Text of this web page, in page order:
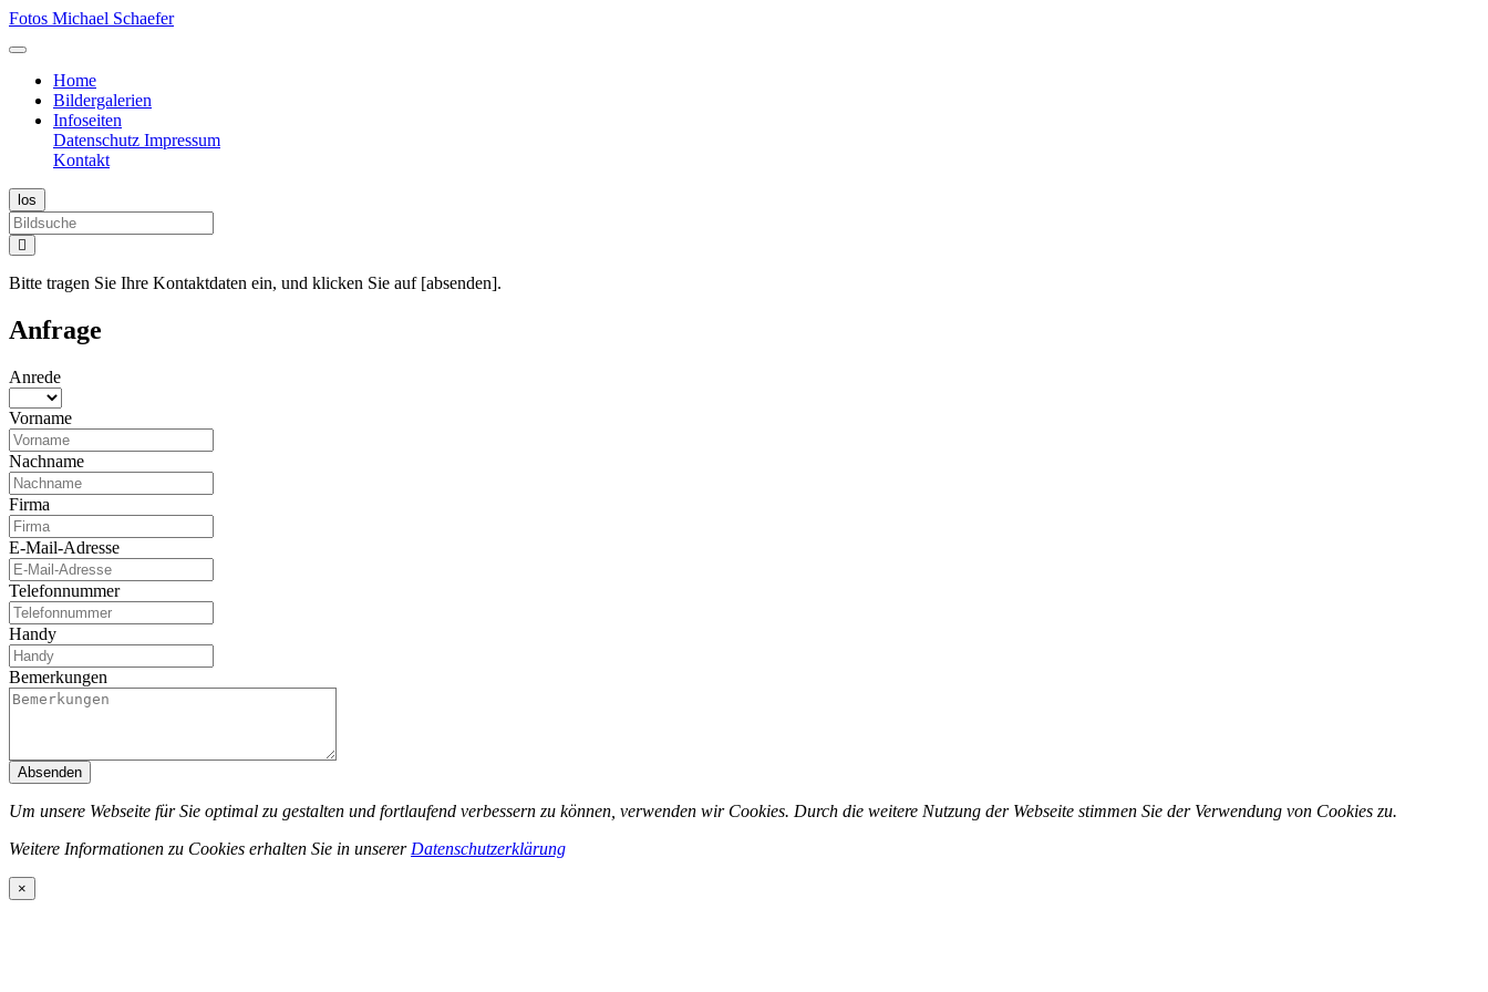
Fotos Michael Schaefer
Home
Bildergalerien
Infoseiten
Datenschutz Impressum
Kontakt
Bitte tragen Sie Ihre Kontaktdaten ein, und klicken Sie auf [absenden].
Anfrage
Anrede
Vorname
Nachname
Firma
E-Mail-Adresse
Telefonnummer
Handy
Bemerkungen
Absenden
Um unsere Webseite für Sie optimal zu gestalten und fortlaufend verbessern zu können, verwenden wir Cookies. Durch die weitere Nutzung der Webseite stimmen Sie der Verwendung von Cookies zu.
Weitere Informationen zu Cookies erhalten Sie in unserer Datenschutzerklärung
×